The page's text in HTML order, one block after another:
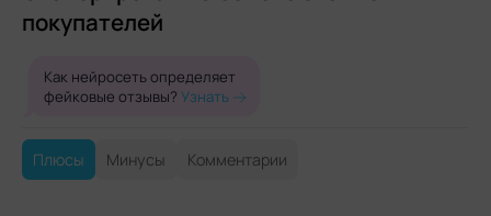
покупателей
Как нейросеть определяет
фейковые отзывы? Узнать
Плюсы Минусы Комментарии